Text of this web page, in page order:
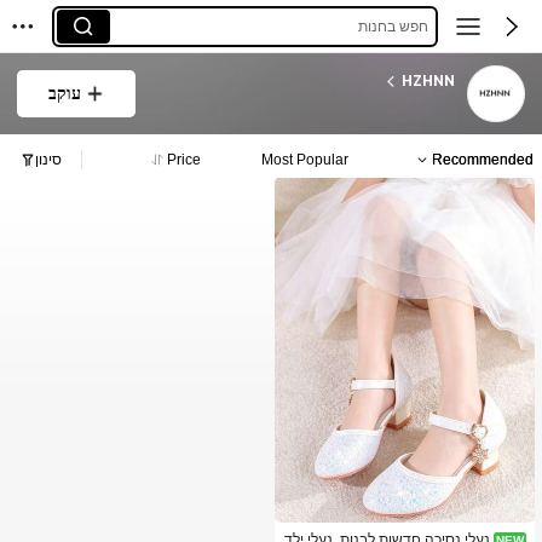
חפש בחנות
HZHNN
עוקב
Recommended
Most Popular
Price סינון